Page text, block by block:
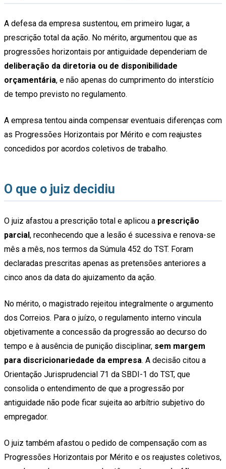
A defesa da empresa sustentou, em primeiro lugar, a
prescrição total da ação. No mérito, argumentou que as
progressões horizontais por antiguidade dependeriam de
deliberação da diretoria ou de disponibilidade
orçamentária, e não apenas do cumprimento do interstício
de tempo previsto no regulamento.
A empresa tentou ainda compensar eventuais diferenças com
as Progressões Horizontais por Mérito e com reajustes
concedidos por acordos coletivos de trabalho.
O que o juiz decidiu
O juiz afastou a prescrição total e aplicou a prescrição
parcial , reconhecendo que a lesão é sucessiva e renova-se
mês a mês, nos termos da Súmula 452 do TST. Foram
declaradas prescritas apenas as pretensões anteriores a
cinco anos da data do ajuizamento da ação.
No mérito, o magistrado rejeitou integralmente o argumento
dos Correios. Para o juízo, o regulamento interno vincula
objetivamente a concessão da progressão ao decurso do
tempo e à ausência de punição disciplinar, sem margem
para discricionariedade da empresa. A decisão citou a
Orientação Jurisprudencial 71 da SBDI-1 do TST, que
consolida o entendimento de que a progressão por
antiguidade não pode ficar sujeita ao arbítrio subjetivo do
empregador.
O juiz também afastou o pedido de compensação com as
Progressões Horizontais por Mérito e os reajustes coletivos,